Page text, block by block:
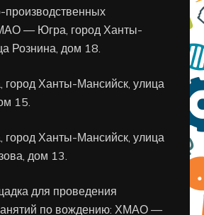
производственных
— Югра, город Ханты-
Рознина, дом 18.
Ханты-Мансийск, улица
15.
Ханты-Мансийск, улица
дом 13.
для проведения
по вождению: ХМАО —